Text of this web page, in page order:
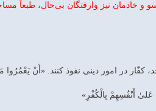
و خادمان نيز وارفتگان بى‌حال، طبعاً
در امور دينى نفوذ كنند. «أَنْ يَعْمُرُوا
أَنْفُسِهِمْ بِالْكُفْرِ»